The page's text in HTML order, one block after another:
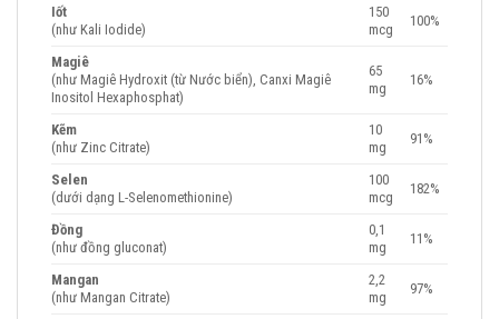
Iốt
(như Kali Iodide)
150
mcg
100%
Magiê
(như Magiê Hydroxit (từ Nước biển), Canxi Magiê
Inositol Hexaphosphat)
65
mg
16%
Kẽm
(như Zinc Citrate)
10
mg
91%
Selen
(dưới dạng L-Selenomethionine)
100
mcg
182%
Đồng
(như đồng gluconat)
0,1
mg
11%
Mangan
(như Mangan Citrate)
2,2
mg
97%